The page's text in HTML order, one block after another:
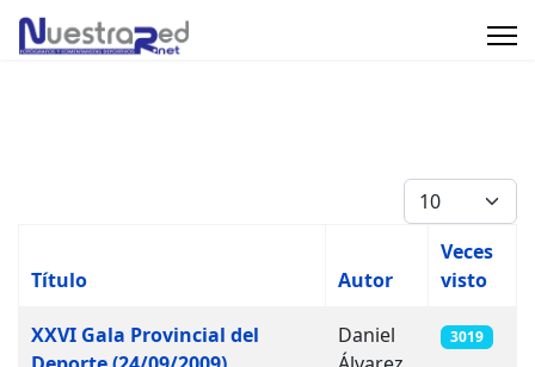
Cantidad
Título Autor
Veces
visto
XXVI Gala Provincial del
Daniel
3019